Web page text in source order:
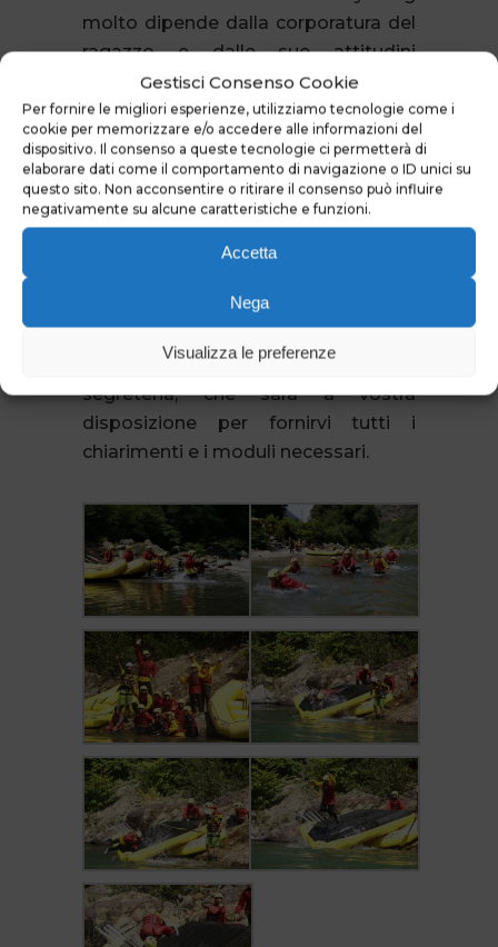
Gestisci Consenso Cookie
Per fornire le migliori esperienze, utilizziamo tecnologie come i
cookie per memorizzare e/o accedere alle informazioni del
dispositivo. Il consenso a queste tecnologie ci permetterà di
elaborare dati come il comportamento di navigazione o ID unici su
questo sito. Non acconsentire o ritirare il consenso può influire
negativamente su alcune caratteristiche e funzioni.
Accetta
Nega
Visualizza le preferenze
molto dipende dalla corporatura del
ragazzo e dalle sue attitudini
sportive. I percorsi sono gli stessi
che per gi adulti, ma in questo sport
accettiamo ragazzini dai 10 anni in
avanti.
In ogni caso per tutte le attività
svolte il minore deve essere
genitori presentando l’apposito
dimenticatevi di avvisare la
segreteria, che sarà a vostra
disposizione per fornirvi tutti i
chiarimenti e i moduli necessari.